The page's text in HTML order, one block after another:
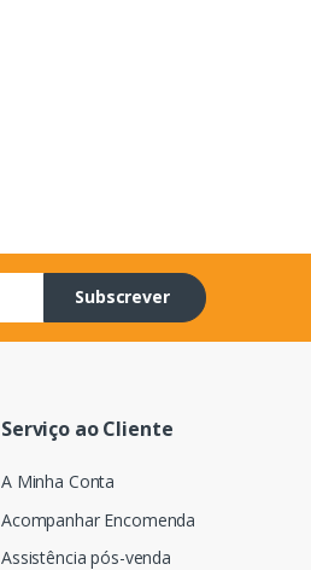
Subscrever
Serviço ao Cliente
A Minha Conta
Acompanhar Encomenda
Assistência pós-venda